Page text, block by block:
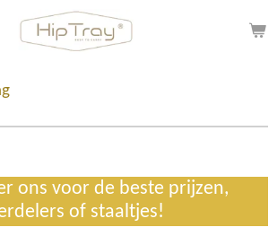
ons voor de beste prijzen,
of staaltjes!